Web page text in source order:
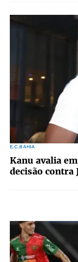
E.C.BAHIA
Kanu avalia
decisão contra